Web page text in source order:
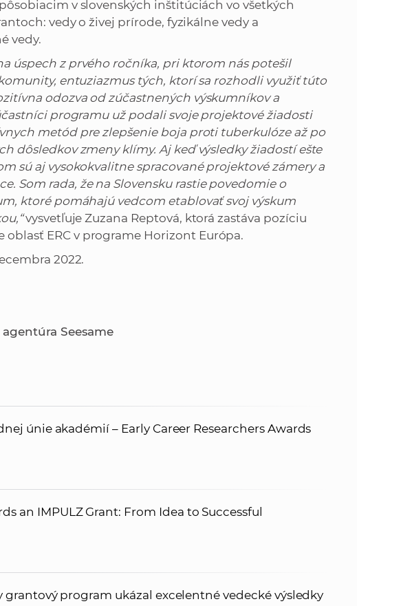
v slovenských inštitúciách vo všetkých
vedy o živej prírode, fyzikálne vedy a
vedy.
úspech z prvého ročníka, pri ktorom nás potešil
entuziazmus tých, ktorí sa rozhodli využiť túto
odozva od zúčastnených výskumníkov a
programu už podali svoje projektové žiadosti
metód pre zlepšenie boja proti tuberkulóze až po
dôsledkov zmeny klímy. Aj keď výsledky žiadostí ešte
sú aj vysokokvalitne spracované projektové zámery a
Som rada, že na Slovensku rastie povedomie o
ktoré pomáhajú vedcom etablovať svoj výskum
vysvetľuje Zuzana Reptová, ktorá zastáva pozíciu
ERC v programe Horizont Európa.
2022.
Seesame
únie akadémií – Early Career Researchers Awards
an IMPULZ Grant: From Idea to Successful
grantový program ukázal excelentné vedecké výsledky